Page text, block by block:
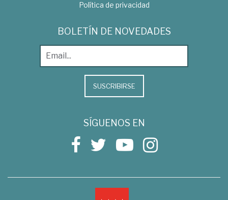
Política de privacidad
BOLETÍN DE NOVEDADES
SUSCRIBIRSE
SÍGUENOS EN